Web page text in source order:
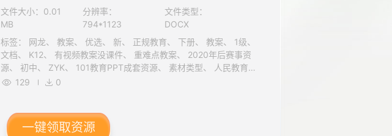
文件大小：0.01
MB
分辨率：
794*1123
文件类型：
DOCX
标签： 网龙、 教案、 优选、 新、 正规教育、 下册、 教案、 1级、
文档、 K12、 有视频教案没课件、 重难点教案、 2020年后赛事资
源、 初中、 ZYK、 101教育PPT成套资源、 素材类型、 人民教育出
129 0
一键领取资源